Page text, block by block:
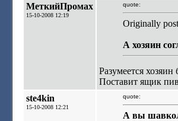
МеткийПромах
15-10-2008 12:19
quote:
Originally
А хозяин
Разумеется
Поставит ящик
ste4kin
15-10-2008 12:21
quote:
А вы